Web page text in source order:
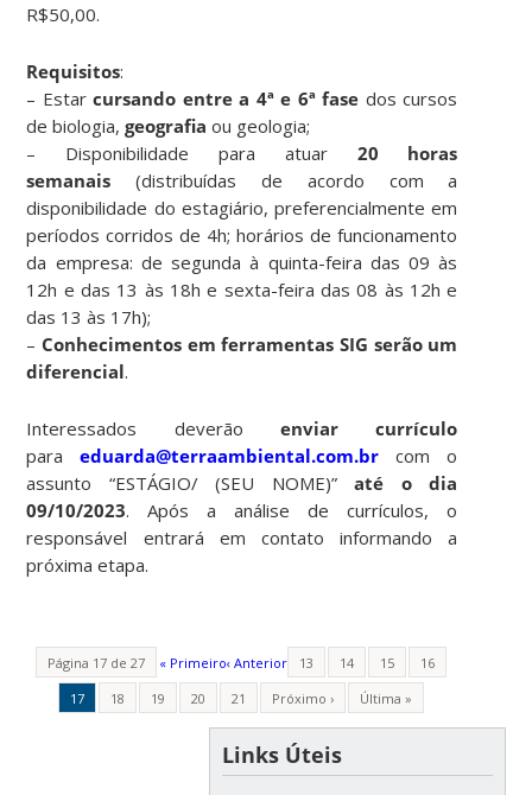
R$50,00.
Requisitos:
– Estarcursando entre a 4ª e 6ª fase dos cursos
de biologia,geografia ou geologia;
– Disponibilidade para atuar 20 horas
semanais (distribuídas de acordo com a
disponibilidade do estagiário, preferencialmente em
períodos corridos de 4h; horários de funcionamento
da empresa: de segunda à quinta-feira das 09 às
12h e das 13 às 18h e sexta-feira das 08 às 12h e
das 13 às 17h);
– Conhecimentos em ferramentas SIG serão um
diferencial.
Interessados deverão enviar currículo
paraeduarda@terraambiental.com.br com o
assunto “ESTÁGIO/ (SEU NOME)”até o dia
09/10/2023. Após a análise de currículos, o
responsável entrará em contato informando a
próxima etapa.
Página 17 de 27 « Primeiro‹ Anterior 13 14 15
16
17
18 19 20 21 Próximo › Última »
Links Úteis